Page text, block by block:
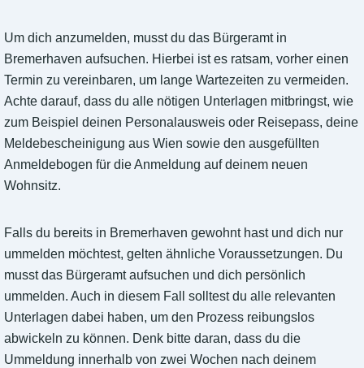
Um dich anzumelden, musst du das Bürgeramt in
Bremerhaven aufsuchen. Hierbei ist es ratsam, vorher einen
Termin zu vereinbaren, um lange Wartezeiten zu vermeiden.
Achte darauf, dass du alle nötigen Unterlagen mitbringst, wie
zum Beispiel deinen Personalausweis oder Reisepass, deine
Meldebescheinigung aus Wien sowie den ausgefüllten
Anmeldebogen für die Anmeldung auf deinem neuen
Wohnsitz.
Falls du bereits in Bremerhaven gewohnt hast und dich nur
ummelden möchtest, gelten ähnliche Voraussetzungen. Du
musst das Bürgeramt aufsuchen und dich persönlich
ummelden. Auch in diesem Fall solltest du alle relevanten
Unterlagen dabei haben, um den Prozess reibungslos
abwickeln zu können. Denk bitte daran, dass du die
Ummeldung innerhalb von zwei Wochen nach deinem